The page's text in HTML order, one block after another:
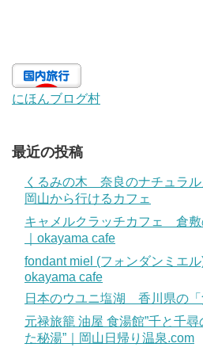
にほんブログ村
最近の投稿
くるみの木 奈良のナチュラ
岡山から行けるカフェ
キャメルクラッチカフェ 倉敷
｜okayama cafe
fondant miel (フォンダンミエル
okayama cafe
日本のウユニ塩湖 香川県の「
元禄旅籠 油屋 食湯館”千と千
た秘湯”｜岡山日帰り温泉.com